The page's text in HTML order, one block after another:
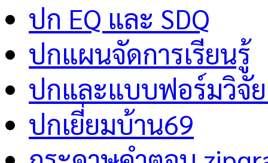
ปก EQ และ SDQ
ปกแผนจัดการเรียนรู้
ปกและแบบฟอร์มวิจั
ปกเยี่ยมบ้าน69